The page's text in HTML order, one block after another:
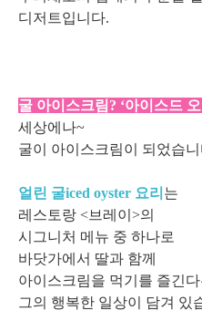
디저트입니다.
굴 아이스크림? ‘아이스드
세상에나~
굴이 아이스크림이 되었습
얼린 굴iced oyster 요리 는
레스토랑 <브레이>의
시그니처 메뉴 중 하나로
바닷가에서 딸과 함께
아이스크림을 먹기를 즐긴
그의 행복한 일상이 담겨 있